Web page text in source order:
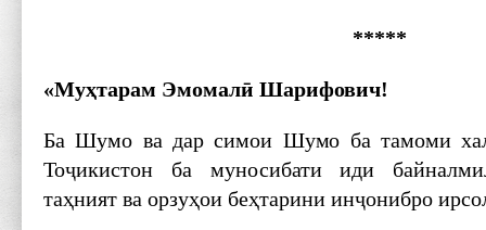
*****
«Муҳтарам Эмомалӣ Шарифович!
Ба Шумо ва дар симои Шумо ба тамоми
Тоҷикистон ба муносибати иди
таҳният ва орзуҳои беҳтарини инҷонибро